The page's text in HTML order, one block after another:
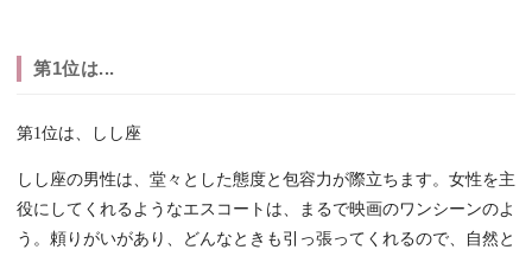
第1位は...
第1位は、しし座
しし座の男性は、堂々とした態度と包容力が際立ちます。女性を主
役にしてくれるようなエスコートは、まるで映画のワンシーンのよ
う。頼りがいがあり、どんなときも引っ張ってくれるので、自然と